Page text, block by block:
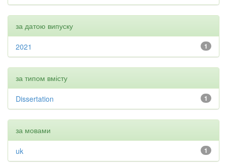
за датою випуску
1
2021
за типом вмісту
1
Dissertation
за мовами
1
uk